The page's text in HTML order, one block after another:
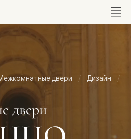
двери Дизайн
двери